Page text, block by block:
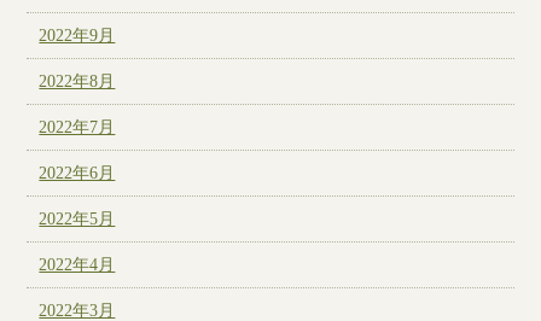
2022年9月
2022年8月
2022年7月
2022年6月
2022年5月
2022年4月
2022年3月